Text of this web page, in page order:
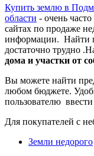
Купить землю в
области - очень
сайтах по продаже
информации. Найти
достаточно трудно
дома и участки от
Вы можете найти
любом бюджете.
пользователю
Для покупателей с
Земли недорого